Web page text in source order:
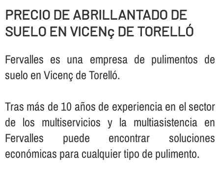
PRECIO DE ABRILLANTADO DE
SUELO EN VICENç DE TORELLÓ
Fervalles es una empresa de pulimentos de
suelo en Vicenç de Torelló.
Tras más de 10 años de experiencia en el sector
de los multiservicios y la multiasistencia en
Fervalles puede encontrar soluciones
económicas para cualquier tipo de pulimento.